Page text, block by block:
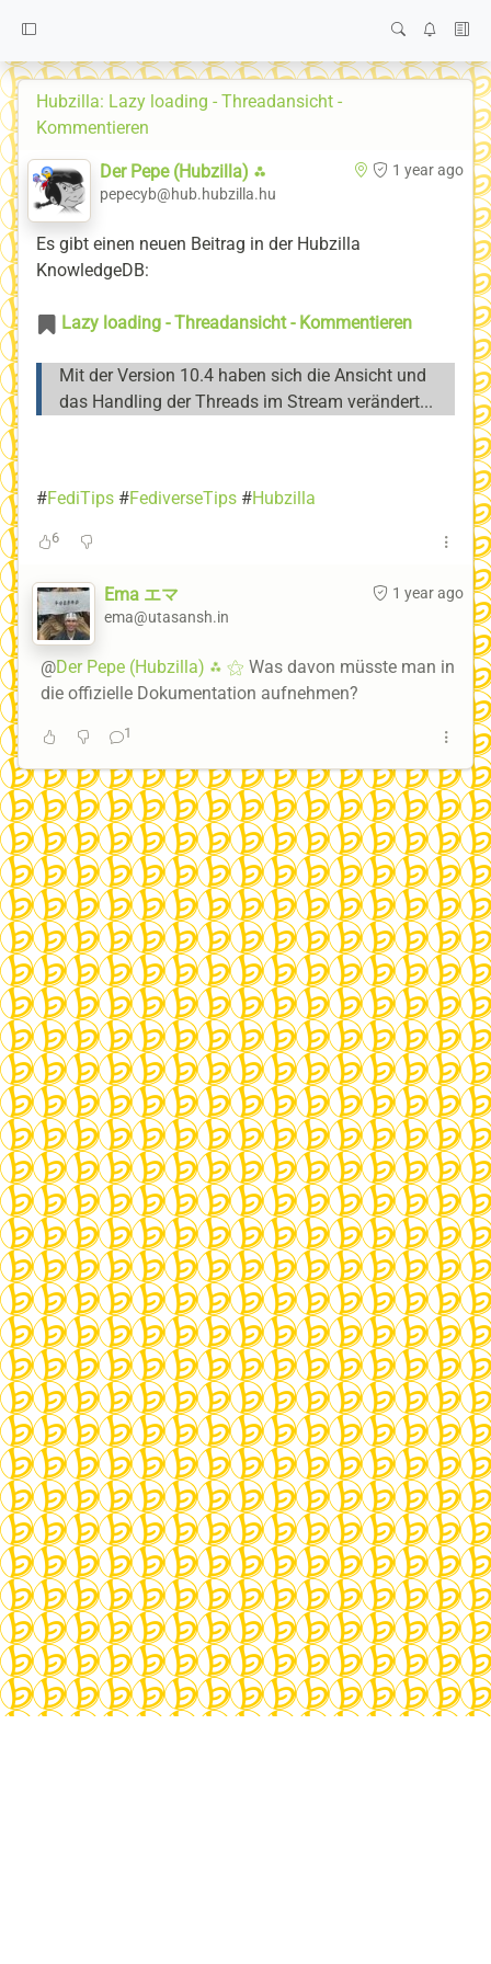
Hubzilla: Lazy loading - Threadansicht -
Kommentieren
1 year ago
Der Pepe (Hubzilla) ⁂
pepecyb@hub.hubzilla.hu
Es gibt einen neuen Beitrag in der Hubzilla
KnowledgeDB:
Lazy loading - Threadansicht - Kommentieren
Mit der Version 10.4 haben sich die Ansicht und
das Handling der Threads im Stream verändert...
#FediTips #FediverseTips #Hubzilla
6
1 year ago
Ema エマ
ema@utasansh.in
@Der Pepe (Hubzilla) ⁂ ⚝ Was davon müsste man in
die offizielle Dokumentation aufnehmen?
1